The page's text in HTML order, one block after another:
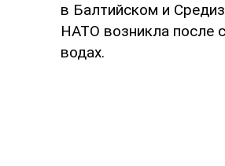
в Балтийском и
НАТО возникла после
водах.